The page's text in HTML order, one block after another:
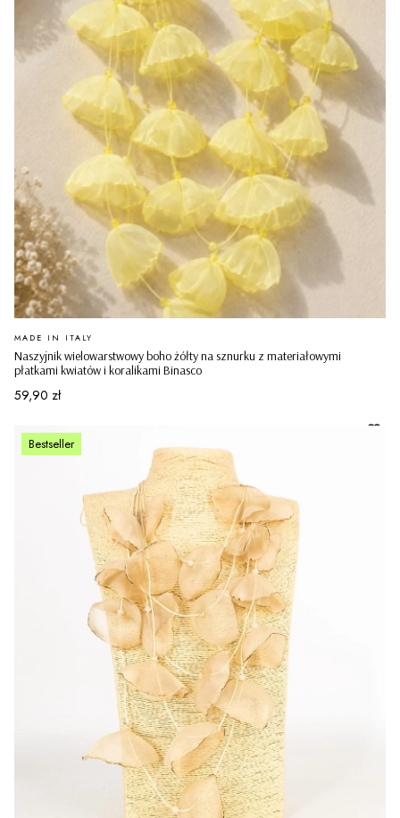
Naszyjnik wielowarstwowy boho żółty na sznurku z materiałowymi
płatkami kwiatów i koralikami Binasco
PRODUCENT
MADE IN ITALY
Cena
59,90 zł
Bestseller